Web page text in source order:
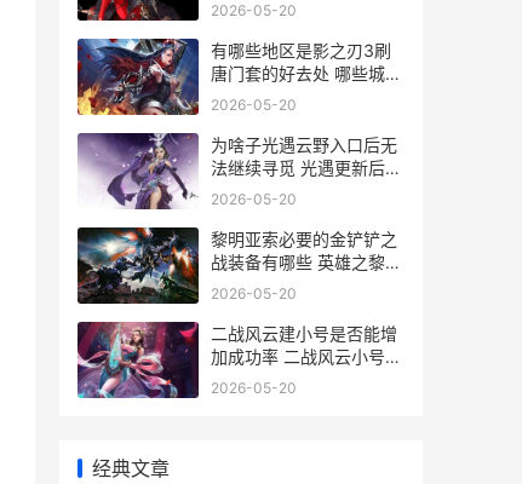
2026-05-20
有哪些地区是影之刃3刷
唐门套的好去处 哪些城市
有影视城
2026-05-20
为啥子光遇云野入口后无
法继续寻觅 光遇更新后云
野bug
2026-05-20
黎明亚索必要的金铲铲之
战装备有哪些 英雄之黎明
亚索出装
2026-05-20
二战风云建小号是否能增
加成功率 二战风云小号怎
么扎堆
2026-05-20
经典文章